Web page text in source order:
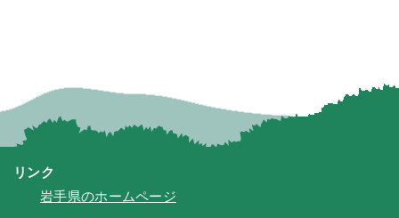
リンク
岩手県のホームページ